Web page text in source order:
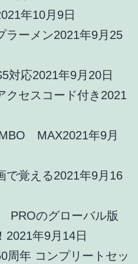
年10月9日
ラーメン2021年9月25
対応2021年9月20日
セスコード付き 2021
MAX2021年9月
で覚える2021年9月16
のグローバル版
2021年9月14日
周年 コンプリートセッ